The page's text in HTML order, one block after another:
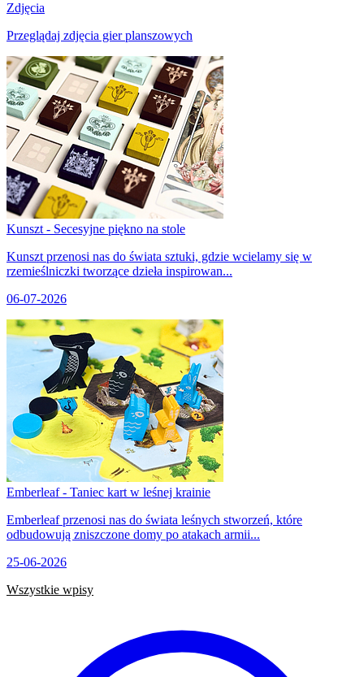
Zdjęcia
Przeglądaj zdjęcia gier planszowych
Kunszt - Secesyjne piękno na stole
Kunszt przenosi nas do świata sztuki, gdzie wcielamy się w
rzemieślniczki tworzące dzieła inspirowan...
06-07-2026
Emberleaf - Taniec kart w leśnej krainie
Emberleaf przenosi nas do świata leśnych stworzeń, które
odbudowują zniszczone domy po atakach armii...
25-06-2026
Wszystkie wpisy